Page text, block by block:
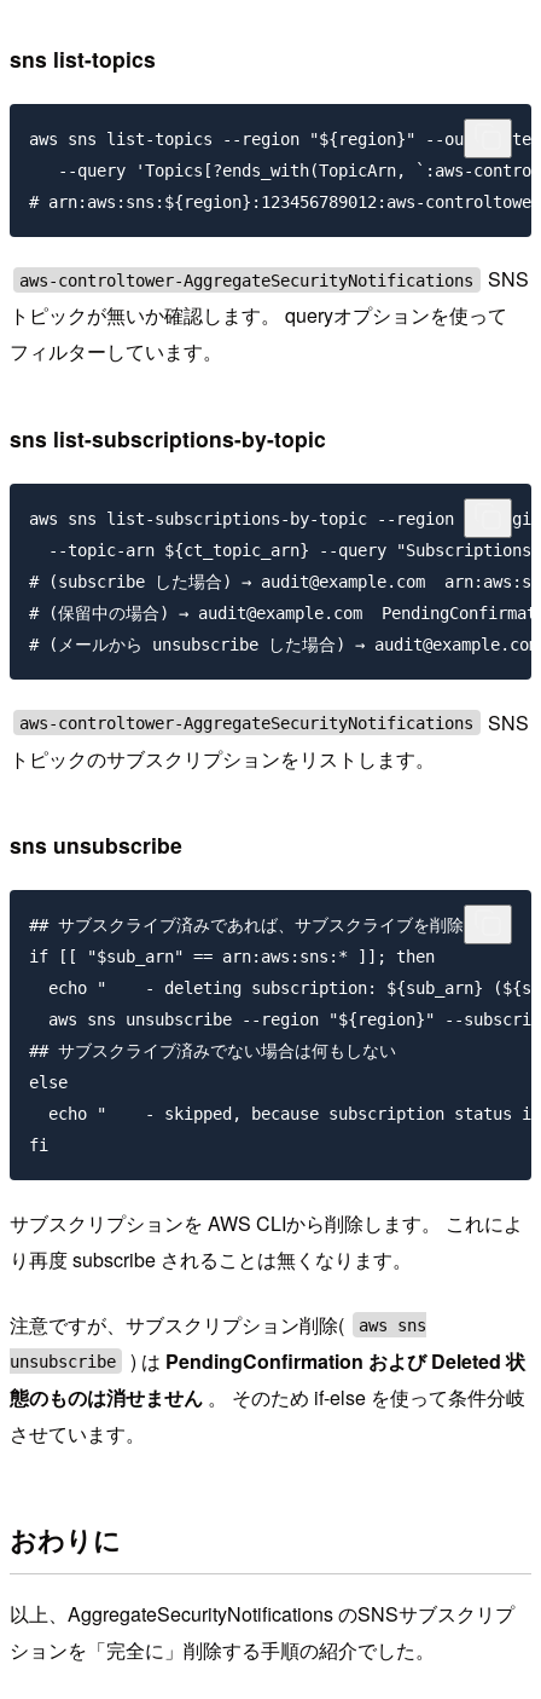
sns list-topics
aws sns list-topics --region "${region}" --output
--query 'Topics[?ends_with(TopicArn, `:aws-
aws-controltower-AggregateSecurityNotifications
SNS
トピックが無いか確認します。 queryオプションを使って
フィルターしています。
sns list-subscriptions-by-topic
aws sns list-subscriptions-by-topic --region
--topic-arn ${ct_topic_arn} --query
# (subscribe した場合) → audit@example.com
# (保留中の場合) → audit@example.com
aws-controltower-AggregateSecurityNotifications
SNS
トピックのサブスクリプションをリストします。
sns unsubscribe
## サブスクライブ済みであれば、サブスクライブを削除する
if [[ "$sub_arn" == arn:aws:sns:* ]]; then
echo "    - deleting subscription: ${sub_arn}
aws sns unsubscribe --region "${region}" --
## サブスクライブ済みでない場合は何もしない
else
echo "    - skipped, because subscription status
サブスクリプションを AWS CLIから削除します。 これによ
り再度 subscribe されることは無くなります。
注意ですが、サブスクリプション削除(
aws sns
unsubscribe
) は PendingConfirmation および Deleted 状
態のものは消せません 。 そのため if-else を使って条件分岐
させています。
おわりに
以上、AggregateSecurityNotifications のSNSサブスクリプ
ションを「完全に」削除する手順の紹介でした。